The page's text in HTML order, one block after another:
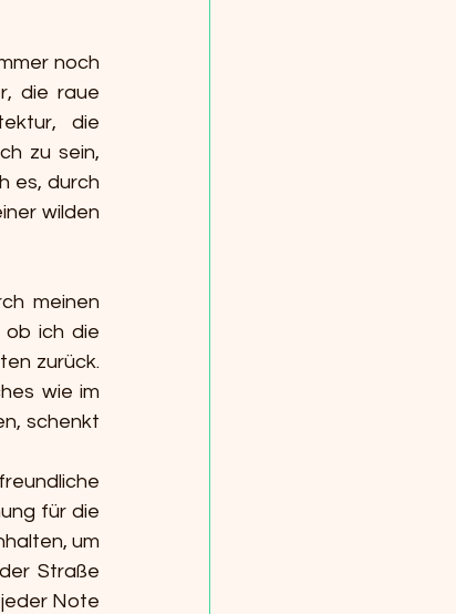
noch
die raue
die
zu sein,
es, durch
wilden
meinen
ob ich die
zurück.
wie im
schenkt
für die
um
Straße
Note